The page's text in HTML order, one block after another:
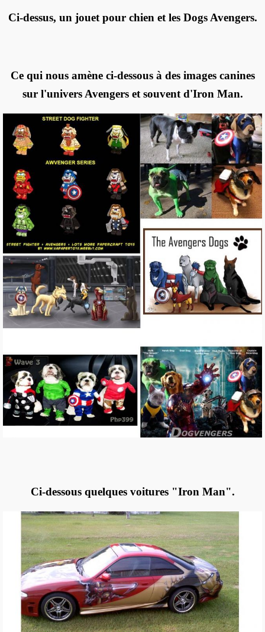
Ci-dessus, un jouet pour chien et les Dogs Avengers.
Ce qui nous amène ci-dessous à des images canines
sur l'univers Avengers et souvent d'Iron Man.
Ci-dessous quelques voitures "Iron Man".